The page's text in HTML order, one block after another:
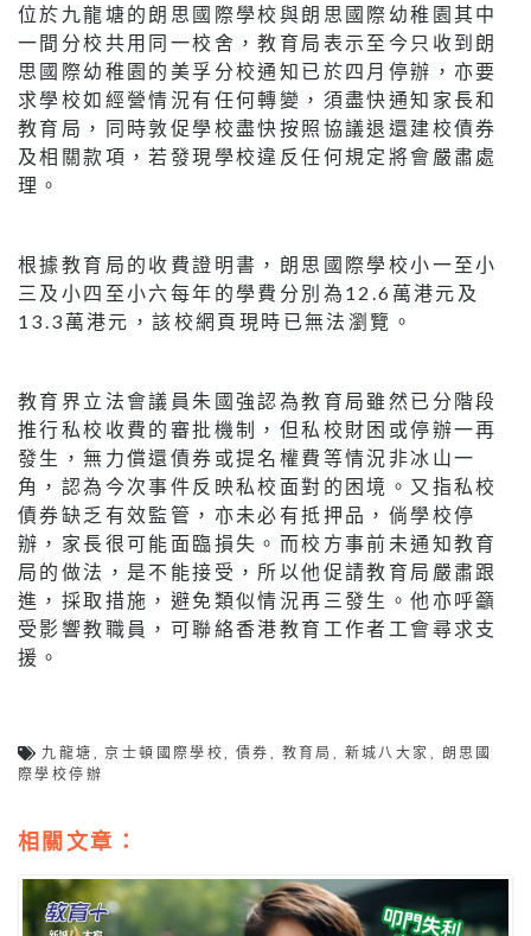
位於九龍塘的朗思國際學校與朗思國際幼稚園其中
一間分校共用同一校舍，教育局表示至今只收到朗
思國際幼稚園的美孚分校通知已於四月停辦，亦要
求學校如經營情況有任何轉變，須盡快通知家長和
教育局，同時敦促學校盡快按照協議退還建校債券
及相關款項，若發現學校違反任何規定將會嚴肅處
理。
根據教育局的收費證明書，朗思國際學校小一至小
三及小四至小六每年的學費分別為12.6萬港元及
13.3萬港元，該校網頁現時已無法瀏覽。
教育界立法會議員朱國強認為教育局雖然已分階段
推行私校收費的審批機制，但私校財困或停辦一再
發生，無力償還債券或提名權費等情況非冰山一
角，認為今次事件反映私校面對的困境。又指私校
債券缺乏有效監管，亦未必有抵押品，倘學校停
辦，家長很可能面臨損失。而校方事前未通知教育
局的做法，是不能接受，所以他促請教育局嚴肅跟
進，採取措施，避免類似情況再三發生。他亦呼籲
受影響教職員，可聯絡香港教育工作者工會尋求支
援。
九龍塘 ,京士頓國際學校,債券 , 教育局 , 新城八大家 , 朗思國
際學校停辦
相關文章：